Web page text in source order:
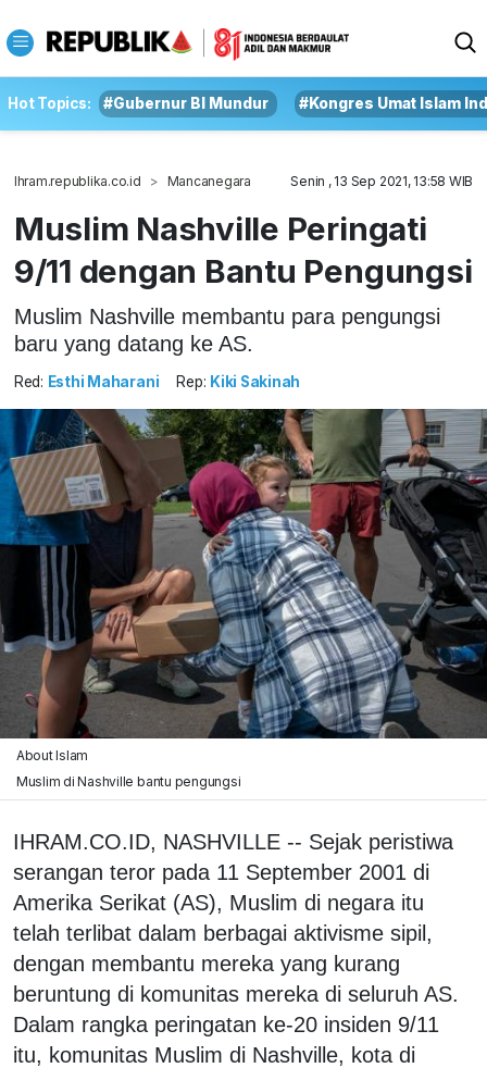
Hot Topics: #Gubernur BI Mundur #Kongres Umat Islam
Ihram.republika.co.id Mancanegara Senin , 13 Sep 2021, 13:58 WIB
Muslim Nashville Peringati
9/11 dengan Bantu Pengungsi
Muslim Nashville membantu para pengungsi
baru yang datang ke AS.
Red: Esthi Maharani Rep: Kiki Sakinah
About Islam
Muslim di Nashville bantu pengungsi
IHRAM.CO.ID, NASHVILLE -- Sejak peristiwa
serangan teror pada 11 September 2001 di
Amerika Serikat (AS), Muslim di negara itu
telah terlibat dalam berbagai aktivisme sipil,
dengan membantu mereka yang kurang
beruntung di komunitas mereka di seluruh AS.
Dalam rangka peringatan ke-20 insiden 9/11
itu, komunitas Muslim di Nashville, kota di